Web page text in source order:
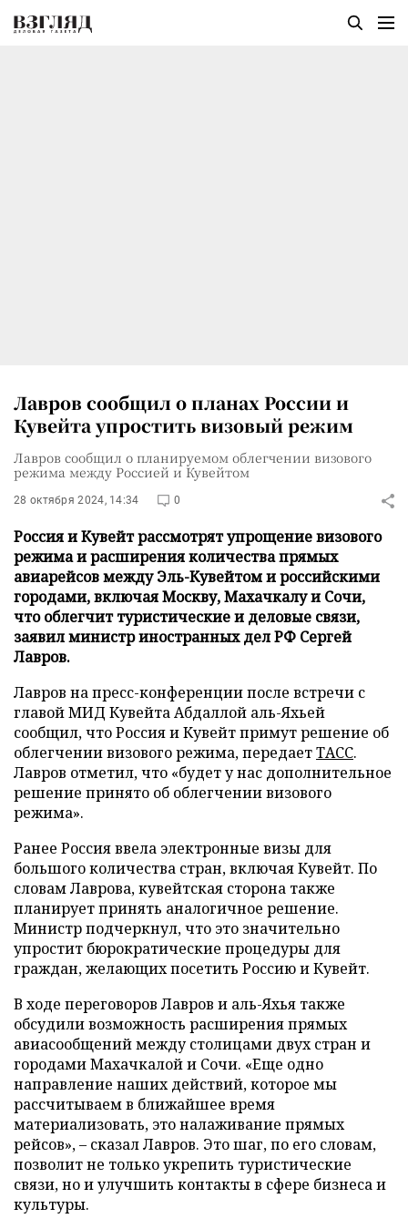
Лавров сообщил о планах России и
Кувейта упростить визовый режим
Лавров сообщил о планируемом облегчении визового
режима между Россией и Кувейтом
28 октября 2024, 14:34 0
Россия и Кувейт рассмотрят упрощение визового
режима и расширения количества прямых
авиарейсов между Эль-Кувейтом и российскими
городами, включая Москву, Махачкалу и Сочи,
что облегчит туристические и деловые связи,
заявил министр иностранных дел РФ Сергей
Лавров.
Лавров на пресс-конференции после встречи с
главой МИД Кувейта Абдаллой аль-Яхьей
сообщил, что Россия и Кувейт примут решение об
облегчении визового режима, передаетТАСС.
Лавров отметил, что «будет у нас дополнительное
решение принято об облегчении визового
режима».
Ранее Россия ввела электронные визы для
большого количества стран, включая Кувейт. По
словам Лаврова, кувейтская сторона также
планирует принять аналогичное решение.
Министр подчеркнул, что это значительно
упростит бюрократические процедуры для
граждан, желающих посетить Россию и Кувейт.
В ходе переговоров Лавров и аль-Яхья также
обсудили возможность расширения прямых
авиасообщений между столицами двух стран и
городами Махачкалой и Сочи. «Еще одно
направление наших действий, которое мы
рассчитываем в ближайшее время
материализовать, это налаживание прямых
рейсов», – сказал Лавров. Это шаг, по его словам,
позволит не только укрепить туристические
связи, но и улучшить контакты в сфере бизнеса и
культуры.